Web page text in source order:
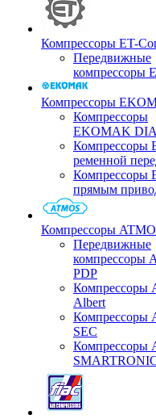
Компрессоры ET-
Передвижные
компрессоры
Компрессоры
Компрессоры
EKOMAK
Компрессоры
ременной
Компрессоры
прямым
Компрессоры
Передвижные
компрессоры
PDP
Компрессоры
Albert
Компрессоры
SEC
Компрессоры